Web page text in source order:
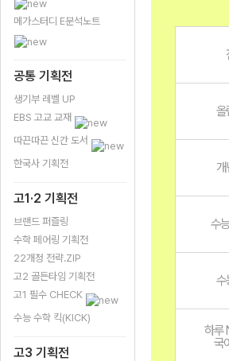
메가스터디 E분석노트
공통 기획전
생기부 레벨 UP
EBS 고교 교재
따끈따끈 신간 도서
한국사 기획전
고1·2 기획전
브랜드 퍼즐링
수학 페어링 기획전
22개정 전략.ZIP
고2 골든타임 기획전
고1 필수 CHECK
수능 수학 킥(KICK)
고3 기획전
올
개
수
수
하루
국